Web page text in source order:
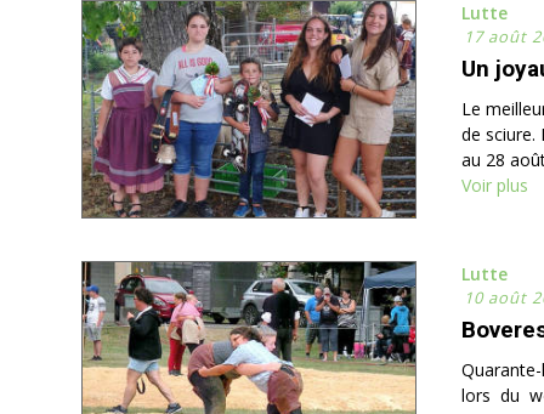
Lutte
17 août
Un
Le
de sciure.
au 28
Voir plus
Lutte
10 août
lors du